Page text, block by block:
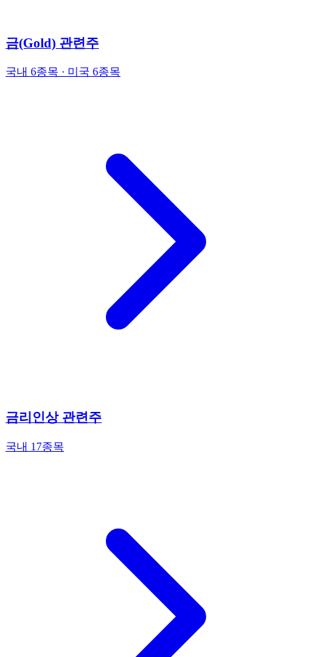
금(Gold) 관련주
국내 6종목 · 미국 6종목
금리인상 관련주
국내 17종목